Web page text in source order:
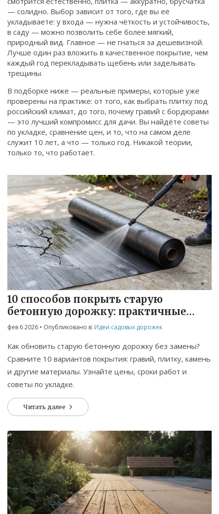
— солидно. Выбор зависит от того, где вы её
укладываете: у входа — нужна чёткость и устойчивость,
в саду — можно позволить себе более мягкий,
природный вид. Главное — не гнаться за дешевизной.
Лучше один раз вложить в качественное покрытие, чем
каждый год перекладывать щебень или заделывать
трещины.
В подборке ниже — реальные примеры, которые уже
проверены на практике: от того, как выбрать плитку под
российский климат, до того, почему гравий с бордюрами
— это лучший компромисс для дачи. Вы найдёте советы
по укладке, сравнение цен, и то, что на самом деле
служит 10 лет, а что — только год. Никакой теории,
только то, что работает.
10 способов покрыть старую
бетонную дорожку: практичные
решения для сада
фев 6 2026 • Опубликовано в: Идеи садовых дорожек
Как обновить старую бетонную дорожку без замены?
Сравните 10 вариантов покрытия: гравий, плитку, камень
и другие материалы. Узнайте цены, сроки работ и
советы по укладке.
Читать далее